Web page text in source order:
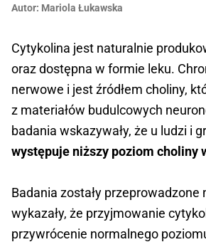
Autor: Mariola Łukawska
Cytykolina jest naturalnie
oraz dostępna w formie leku.
nerwowe i jest źródłem choliny,
z materiałów budulcowych
badania wskazywały, że u ludzi i
występuje niższy poziom choliny
Badania zostały przeprowadzone
wykazały, że przyjmowanie
przywrócenie normalnego